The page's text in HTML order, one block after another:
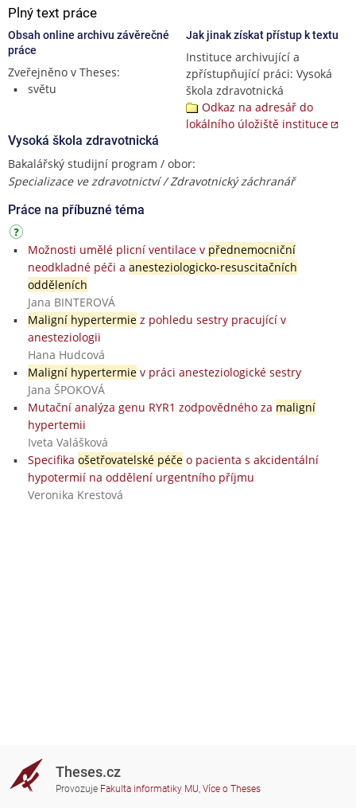
Plný text práce
Obsah online archivu závěrečné
práce
Zveřejněno v Theses:
světu
Jak jinak získat přístup k textu
Instituce archivující a
zpřístupňující práci: Vysoká
škola zdravotnická
Odkaz na adresář do
lokálního úložiště instituce
Vysoká škola zdravotnická
Bakalářský studijní program / obor:
Specializace ve zdravotnictví / Zdravotnický záchranář
Práce na příbuzné téma
Možnosti umělé plicní ventilace v přednemocniční
neodkladné péči a anesteziologicko-resuscitačních
odděleních
Jana BINTEROVÁ
Maligní hypertermiez pohledu sestry pracující v
anesteziologii
Hana Hudcová
Maligní hypertermiev práci anesteziologické sestry
Jana ŠPOKOVÁ
Mutační analýza genu RYR1 zodpovědného za maligní
hypertemii
Iveta Valášková
Specifika ošetřovatelské péčeo pacienta s akcidentální
hypotermií na oddělení urgentního příjmu
Veronika Krestová
Theses.cz
Provozuje Fakulta informatiky MU, Více o Theses